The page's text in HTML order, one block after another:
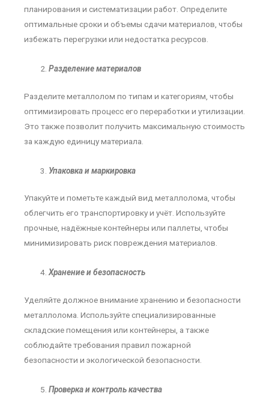
планирования и систематизации работ. Определите
оптимальные сроки и объемы сдачи материалов, чтобы
избежать перегрузки или недостатка ресурсов.
Разделение материалов
Разделите металлолом по типам и категориям, чтобы
оптимизировать процесс его переработки и утилизации.
Это также позволит получить максимальную стоимость
за каждую единицу материала.
Упаковка и маркировка
Упакуйте и пометьте каждый вид металлолома, чтобы
облегчить его транспортировку и учёт. Используйте
прочные, надёжные контейнеры или паллеты, чтобы
минимизировать риск повреждения материалов.
Хранение и безопасность
Уделяйте должное внимание хранению и безопасности
металлолома. Используйте специализированные
складские помещения или контейнеры, а также
соблюдайте требования правил пожарной
безопасности и экологической безопасности.
Проверка и контроль качества